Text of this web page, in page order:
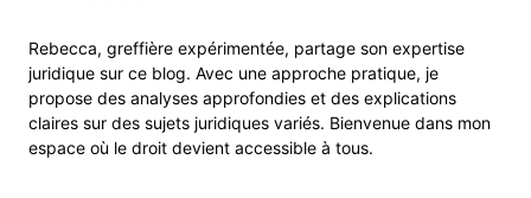
Rebecca, greffière expérimentée, partage son expertise
juridique sur ce blog. Avec une approche pratique, je
propose des analyses approfondies et des explications
claires sur des sujets juridiques variés. Bienvenue dans mon
espace où le droit devient accessible à tous.